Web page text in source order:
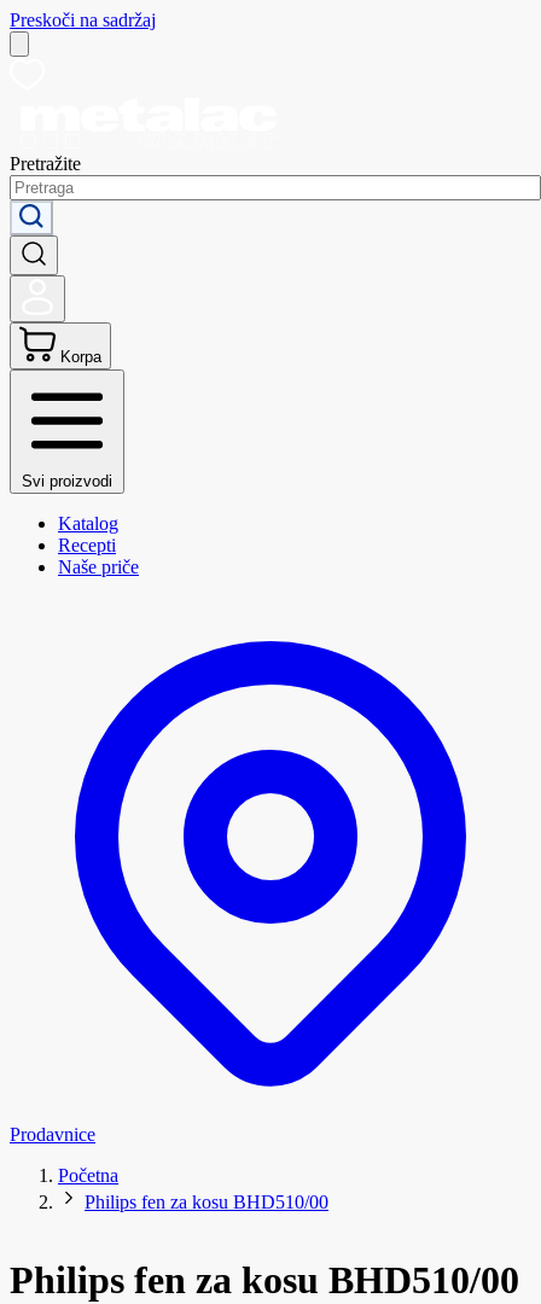
Preskoči na sadržaj
Pretražite
Korpa
Svi proizvodi
Katalog
Recepti
Naše priče
Prodavnice
Početna
Philips fen za kosu BHD510/00
Philips fen za kosu BHD510/00